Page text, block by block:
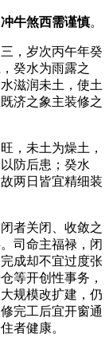
牛煞西需谨慎。
，岁次丙午年癸
癸水为雨露之
滋润未土，使土
济之象主装修之
，未土为燥土，
防后患；癸水
两日皆宜精细装
者关闭、收敛之
司命主福禄，闭
成却不宜过度张
等开创性事务，
规模改扩建，仍
完工后宜开窗通
者健康。